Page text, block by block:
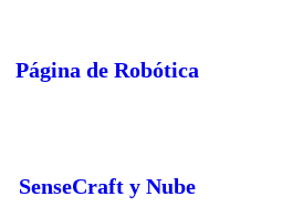
Página de Robótica
SenseCraft y Nube